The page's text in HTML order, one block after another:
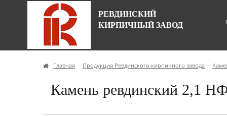
РЕВДИНСКИЙ
КИРПИЧНЫЙ ЗАВОД
Главная Продукция Ревдинского кирпичного завода
Камень ревдинский 2,1